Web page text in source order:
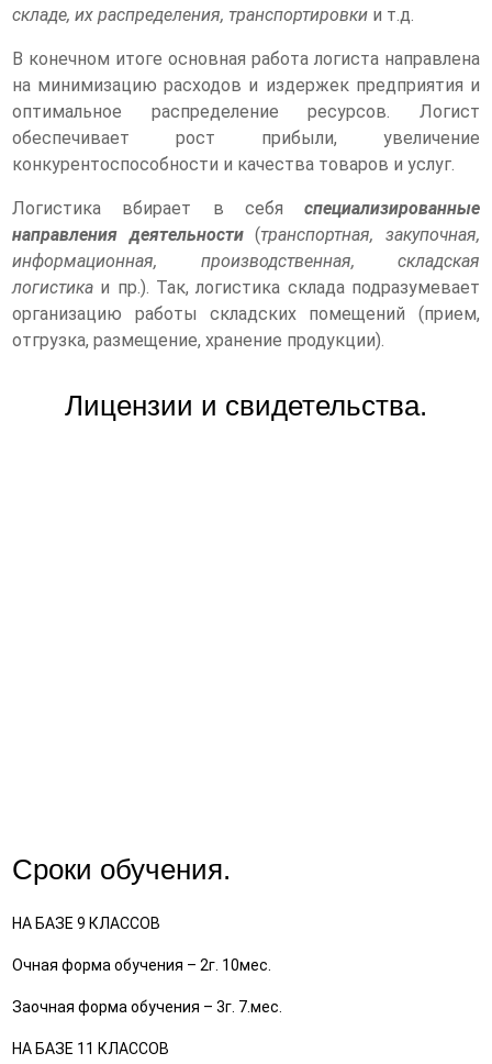
подарок
17 000 руб/сем
СКИДКА 10%
При единовременной оплате за первый год обучения
складе, их распределения, транспортировки и т.д.
В конечном итоге основная работа логиста направлена
на минимизацию расходов и издержек предприятия и
оптимальное распределение ресурсов. Логист
обеспечивает рост прибыли, увеличение
конкурентоспособности и качества товаров и услуг.
Логистика вбирает в себя специализированные
направления деятельности(транспортная, закупочная,
информационная, производственная, складская
логистика и пр.). Так, логистика склада подразумевает
организацию работы складских помещений (прием,
отгрузка, размещение, хранение продукции).
Лицензии и свидетельства.
Сроки обучения.
НА БАЗЕ 9 КЛАССОВ
Очная форма обучения – 2г. 10мес.
Заочная форма обучения – 3г. 7.мес.
НА БАЗЕ 11 КЛАССОВ